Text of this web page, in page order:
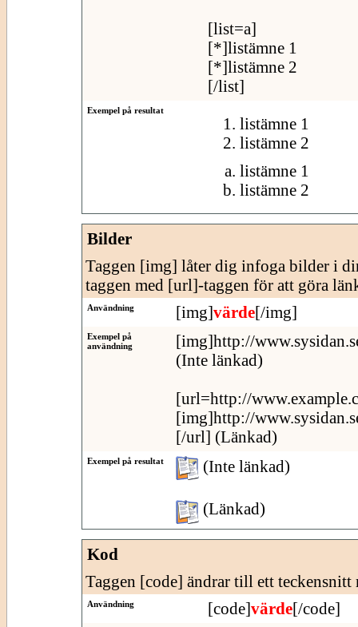
[list=a]
[*]listämne 1
[*]listämne 2
[/list]
Exempel på resultat
listämne 1
listämne 2
listämne 1
listämne 2
Bilder
Taggen [img] låter dig infoga bilder i
taggen med [url]-taggen för att göra
Användning [img]värde[/img]
Exempel på
användning
[img]http://
(Inte länkad)
[url=http://
[img]http://
[/url] (Länkad)
Exempel på resultat (Inte länkad)
(Länkad)
Kod
Taggen [code] ändrar till ett teckensnitt
Användning [code]värde[/code]